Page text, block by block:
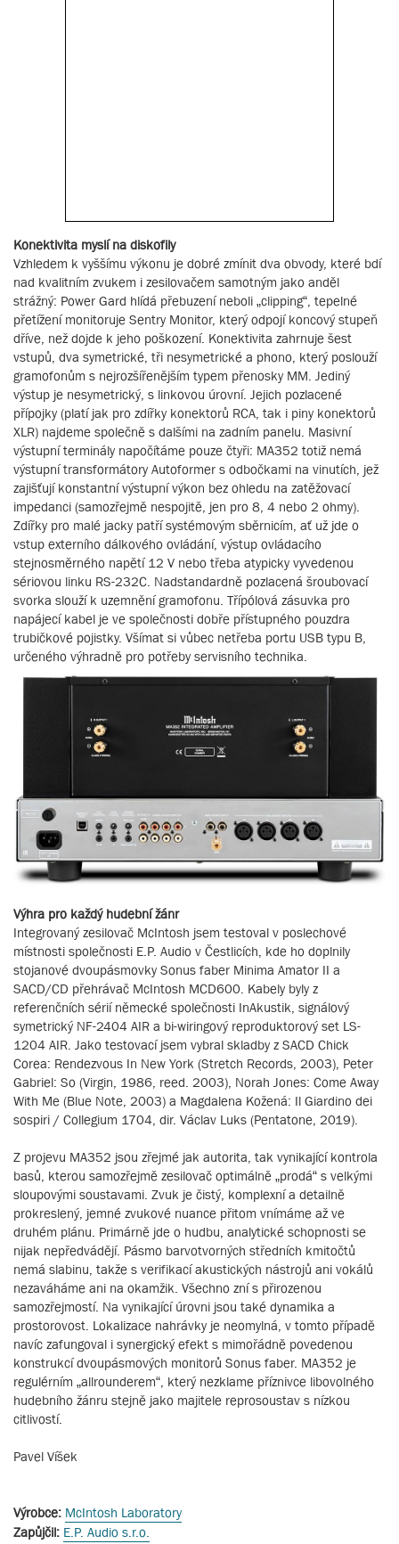
Konektivita myslí na diskofily
Vzhledem k vyššímu výkonu je dobré zmínit dva obvody, které bdí
nad kvalitním zvukem i zesilovačem samotným jako anděl
strážný: Power Gard hlídá přebuzení neboli „clipping“, tepelné
přetížení monitoruje Sentry Monitor, který odpojí koncový stupeň
dříve, než dojde k jeho poškození. Konektivita zahrnuje šest
vstupů, dva symetrické, tři nesymetrické a phono, který poslouží
gramofonům s nejrozšířenějším typem přenosky MM. Jediný
výstup je nesymetrický, s linkovou úrovní. Jejich pozlacené
přípojky (platí jak pro zdířky konektorů RCA, tak i piny konektorů
XLR) najdeme společně s dalšími na zadním panelu. Masivní
výstupní terminály napočítáme pouze čtyři: MA352 totiž nemá
výstupní transformátory Autoformer s odbočkami na vinutích, jež
zajišťují konstantní výstupní výkon bez ohledu na zatěžovací
impedanci (samozřejmě nespojitě, jen pro 8, 4 nebo 2 ohmy).
Zdířky pro malé jacky patří systémovým sběrnicím, ať už jde o
vstup externího dálkového ovládání, výstup ovládacího
stejnosměrného napětí 12 V nebo třeba atypicky vyvedenou
sériovou linku RS-232C. Nadstandardně pozlacená šroubovací
svorka slouží k uzemnění gramofonu. Třípólová zásuvka pro
napájecí kabel je ve společnosti dobře přístupného pouzdra
trubičkové pojistky. Všímat si vůbec netřeba portu USB typu B,
určeného výhradně pro potřeby servisního technika.
Výhra pro každý hudební žánr
Integrovaný zesilovač McIntosh jsem testoval v poslechové
místnosti společnosti E.P. Audio v Čestlicích, kde ho doplnily
stojanové dvoupásmovky Sonus faber Minima Amator II a
SACD/CD přehrávač McIntosh MCD600. Kabely byly z
referenčních sérií německé společnosti InAkustik, signálový
symetrický NF-2404 AIR a bi-wiringový reproduktorový set LS-
1204 AIR. Jako testovací jsem vybral skladby z SACD Chick
Corea: Rendezvous In New York (Stretch Records, 2003), Peter
Gabriel: So (Virgin, 1986, reed. 2003), Norah Jones: Come Away
With Me (Blue Note, 2003) a Magdalena Kožená: Il Giardino dei
sospiri / Collegium 1704, dir. Václav Luks (Pentatone, 2019).
Z projevu MA352 jsou zřejmé jak autorita, tak vynikající kontrola
basů, kterou samozřejmě zesilovač optimálně „prodá“ s velkými
sloupovými soustavami. Zvuk je čistý, komplexní a detailně
prokreslený, jemné zvukové nuance přitom vnímáme až ve
druhém plánu. Primárně jde o hudbu, analytické schopnosti se
nijak nepředvádějí. Pásmo barvotvorných středních kmitočtů
nemá slabinu, takže s verifikací akustických nástrojů ani vokálů
nezaváháme ani na okamžik. Všechno zní s přirozenou
samozřejmostí. Na vynikající úrovni jsou také dynamika a
prostorovost. Lokalizace nahrávky je neomylná, v tomto případě
navíc zafungoval i synergický efekt s mimořádně povedenou
konstrukcí dvoupásmových monitorů Sonus faber. MA352 je
regulérním „allrounderem“, který nezklame příznivce libovolného
hudebního žánru stejně jako majitele reprosoustav s nízkou
citlivostí.
Pavel Víšek
Výrobce: McIntosh Laboratory
Zapůjčil: E.P. Audio s.r.o.